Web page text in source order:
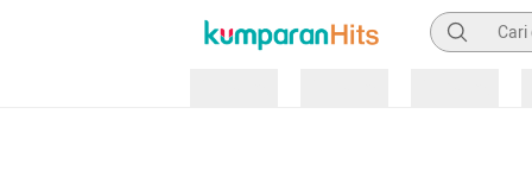
Pencarian